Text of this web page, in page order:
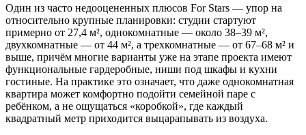
Один из часто недооцененных плюсов For Stars — упор на
относительно крупные планировки: студии стартуют
примерно от 27,4 м², однокомнатные — около 38–39 м²,
двухкомнатные — от 44 м², а трехкомнатные — от 67–68 м² и
выше, причём многие варианты уже на этапе проекта имеют
функциональные гардеробные, ниши под шкафы и кухни
гостиные. На практике это означает, что даже однокомнатная
квартира может комфортно подойти семейной паре с
ребёнком, а не ощущаться «коробкой», где каждый
квадратный метр приходится выцарапывать из воздуха.